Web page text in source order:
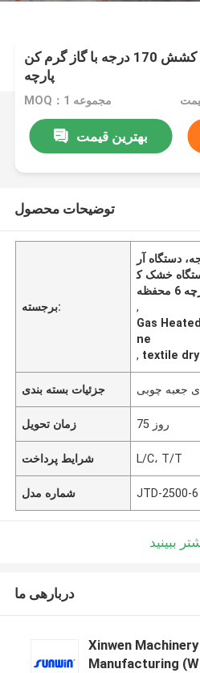
خشک کن پارچه بدون کشش 170 درجه با گاز گرم کن
پارچه
MOQ：1 مجموعه
بهترین قیمت
توضیحات محصول
برجسته:
پارچه 170 درجه، دستگاه آر
خشک ک
,
Gas
ne
, textile
جزئیات بسته بندی جعبه چوبی
زمان تحویل 75 روز
شرایط پرداخت L/C، T/T
شماره مدل JTD-2500-6
ببینید
دربارهی ما
Xinwen Machinery
Manufacturing